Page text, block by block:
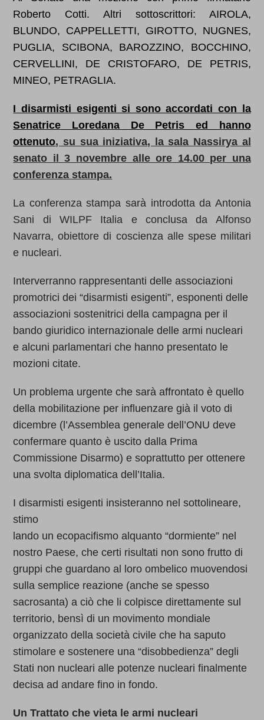
Roberto Cotti. Altri sottoscrittori: AIROLA,
BLUNDO, CAPPELLETTI, GIROTTO, NUGNES,
PUGLIA, SCIBONA, BAROZZINO, BOCCHINO,
CERVELLINI, DE CRISTOFARO, DE PETRIS,
MINEO, PETRAGLIA.
I disarmisti esigenti si sono accordati con la
Senatrice Loredana De Petris ed hanno
ottenuto, su sua iniziativa, la sala Nassirya al
senato il 3 novembre alle ore 14.00 per una
conferenza stampa.
La conferenza stampa sarà introdotta da Antonia
Sani di WILPF Italia e conclusa da Alfonso
Navarra, obiettore di coscienza alle spese militari
e nucleari.
Interverranno rappresentanti delle associazioni
promotrici dei “disarmisti esigenti”, esponenti delle
associazioni sostenitrici della campagna per il
bando giuridico internazionale delle armi nucleari
e alcuni parlamentari che hanno presentato le
mozioni citate.
Un problema urgente che sarà affrontato è quello
della mobilitazione per influenzare già il voto di
dicembre (l’Assemblea generale dell’ONU deve
confermare quanto è uscito dalla Prima
Commissione Disarmo) e soprattutto per ottenere
una svolta diplomatica dell’Italia.
I disarmisti esigenti insisteranno nel sottolineare,
stimo
lando un ecopacifismo alquanto “dormiente” nel
nostro Paese, che certi risultati non sono frutto di
gruppi che guardano al loro ombelico muovendosi
sulla semplice reazione (anche se spesso
sacrosanta) a ciò che li colpisce direttamente sul
territorio, bensì di un movimento mondiale
organizzato della società civile che ha saputo
stimolare e sostenere una “disobbedienza” degli
Stati non nucleari alle potenze nucleari finalmente
decisa ad andare fino in fondo.
Un Trattato che vieta le armi nucleari